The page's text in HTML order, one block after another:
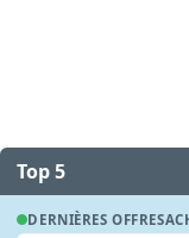
Top 5
DERNIÈRES OFFRES